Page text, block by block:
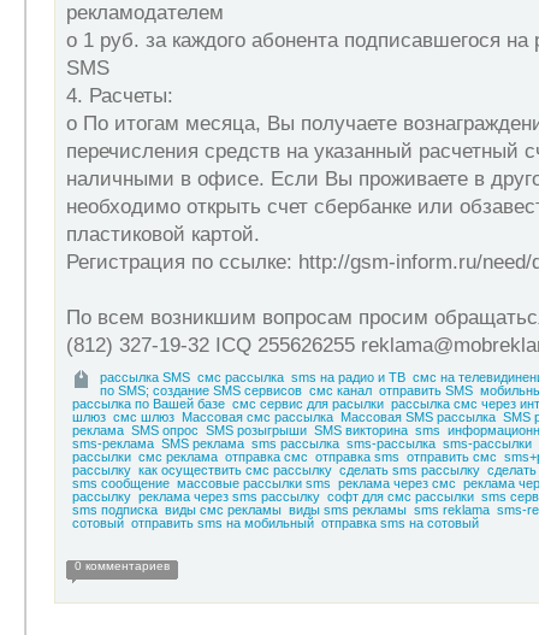
рекламодателем
o 1 руб. за каждого абонента подписавшегося
SMS
4. Расчеты:
o По итогам месяца, Вы получаете
перечисления средств на указанный расчетный
наличными в офисе. Если Вы проживаете в
необходимо открыть счет сбербанке или
пластиковой картой.
Регистрация по ссылке: http://gsm-inform.ru/need/
По всем возникшим вопросам просим
(812) 327-19-32 ICQ 255626255
рассылка SMS смс рассылка sms на радио и ТВ смс на
по SMS; создание SMS сервисов смс канал отправить SMS
рассылка по Вашей базе смс сервис для расылки рассылка смс через
шлюз смс шлюз Массовая смс рассылка Массовая SMS рассылка SMS
реклама SMS опрос SMS розыгрыши SMS викторина sms
sms-реклама SMS реклама sms рассылка sms-рассылка sms-рассылки
рассылки смс реклама отправка смс отправка sms отправить смс
рассылку как осуществить смс рассылку сделать sms рассылку
sms сообщение массовые рассылки sms реклама через смс реклама
рассылку реклама через sms рассылку софт для смс рассылки sms
sms подписка виды смс рекламы виды sms рекламы sms reklama sms-
сотовый отправить sms на мобильный отправка sms на сотовый
0 комментариев